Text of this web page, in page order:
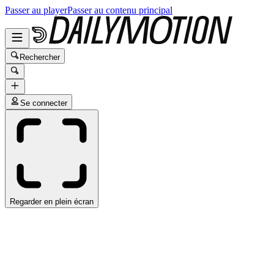
Passer au playerPasser au contenu principal
Rechercher
Se connecter
Regarder en plein écran